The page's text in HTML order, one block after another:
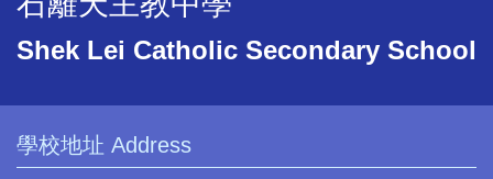
Shek Lei Catholic Secondary School
學校地址 Address